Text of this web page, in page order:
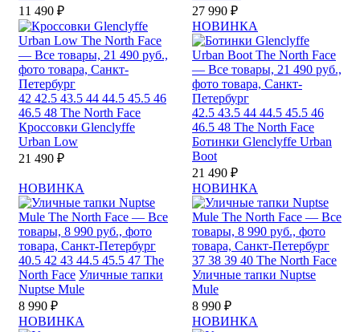
11 490 ₽
27 990 ₽
42 42.5 43.5 44 44.5 45.5 46
46.5 48 The North Face
Кроссовки Glenclyffe
Urban Low
21 490 ₽
НОВИНКА
42.5 43.5 44 44.5 45.5 46
46.5 48 The North Face
Ботинки Glenclyffe Urban
Boot
21 490 ₽
НОВИНКА
40.5 42 43 44.5 45.5 47 The
North Face Уличные тапки
Nuptse Mule
8 990 ₽
НОВИНКА
37 38 39 40 The North Face
Уличные тапки Nuptse
Mule
8 990 ₽
НОВИНКА
НОВИНКА